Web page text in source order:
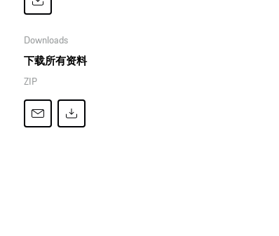
Downloads
下载所有资料
ZIP